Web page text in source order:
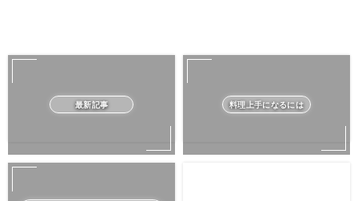
最新記事 料理上手になるには